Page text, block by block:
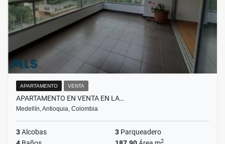
APARTAMENTO VENTA
APARTAMENTO EN VENTA EN LA…
Medellín, Antioquia, Colombia
3Alcobas 3 Parqueadero
2